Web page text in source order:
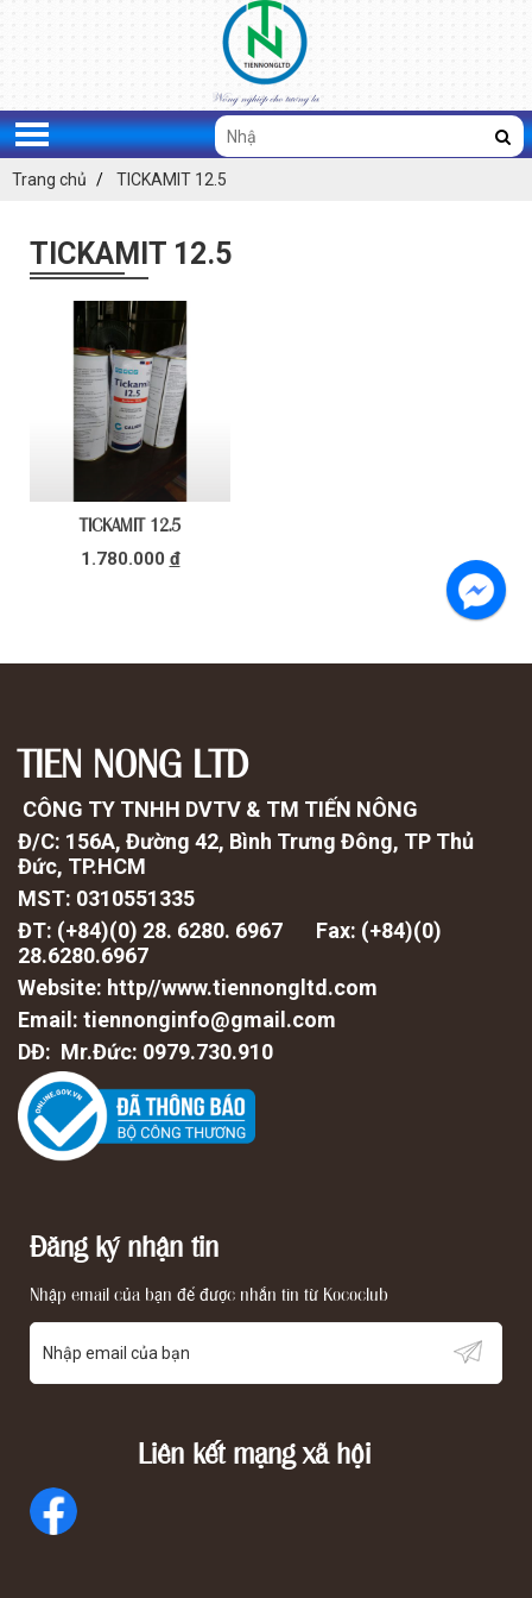
Trang chủ TICKAMIT 12.5
TICKAMIT 12.5
TICKAMIT 12.5
1.780.000 đ
TIEN NONG LTD
CÔNG TY TNHH DVTV & TM TIẾN NÔNG
Đ/C: 156A, Đường 42, Bình Trưng Đông, TP Thủ
Đức, TP.HCM
MST: 0310551335
ĐT: (+84)(0) 28. 6280. 6967 Fax: (+84)(0)
28.6280.6967
Website: http//www.tiennongltd.com
Email: tiennonginfo@gmail.com
DĐ: Mr.Đức: 0979.730.910
Đăng ký nhận tin
Nhập email của bạn để được nhắn tin từ Kococlub
Liên kết mạng xã hội
ĐĂNG KÝ TƯ VẤN
Đăng ký tư vấn trực tiếp 24/7:
028.6280.6967